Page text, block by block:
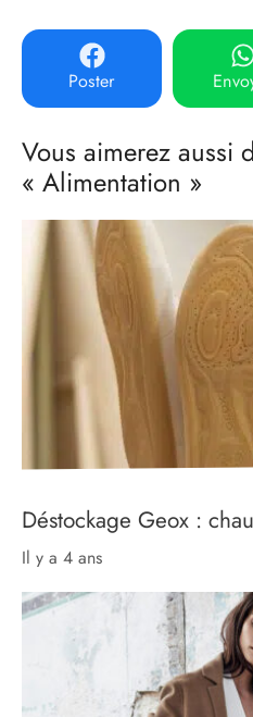
Poster
Vous aimerez aussi
« Alimentation »
Déstockage Geox :
il y a 4 ans